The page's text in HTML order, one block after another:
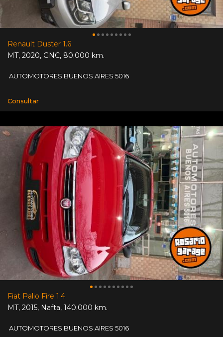
Renault Duster 1.6
MT, 2020, GNC, 80.000 km.
AUTOMOTORES BUENOS AIRES 5016
Consultar
Fiat Palio Fire 1.4
MT, 2015, Nafta, 140.000 km.
AUTOMOTORES BUENOS AIRES 5016